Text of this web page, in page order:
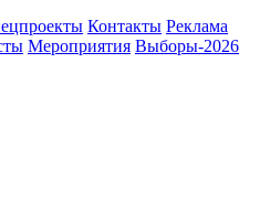
Контакты Реклама
Мероприятия Выборы-2026